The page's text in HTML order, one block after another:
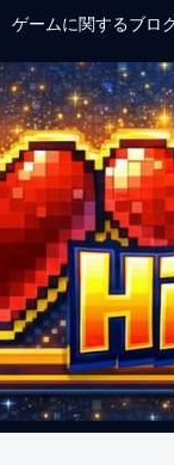
ゲームに関するブロ